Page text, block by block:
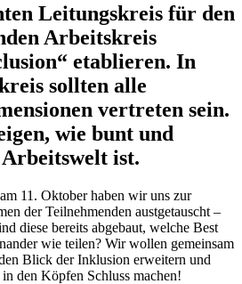
Leitungskreis für den
Arbeitskreis
etablieren. In
sollten alle
vertreten sein.
wie bunt und
ist.
11. Oktober haben wir uns zur
der Teilnehmenden austgetauscht –
diese bereits abgebaut, welche Best
wie teilen? Wir wollen gemeinsam
Blick der Inklusion erweitern und
den Köpfen Schluss machen!